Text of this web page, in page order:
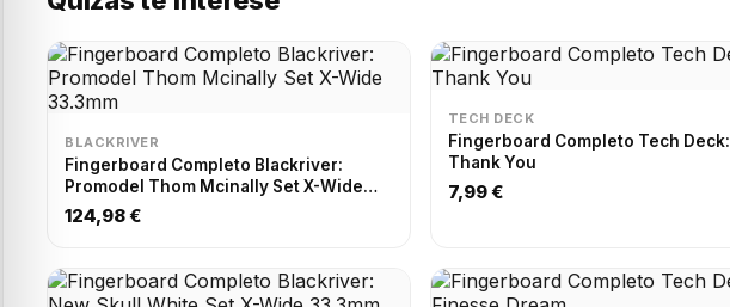
BLACKRIVER
Fingerboard Completo Blackriver:
Promodel Thom Mcinally Set X-Wide
33.3mm
124,98 €
TECH DECK
Fingerboard Completo Tech Deck:
Thank You
7,99 €